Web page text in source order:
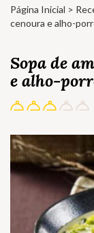
Página Inicial >
cenoura e alho-
Sopa de
e alho-